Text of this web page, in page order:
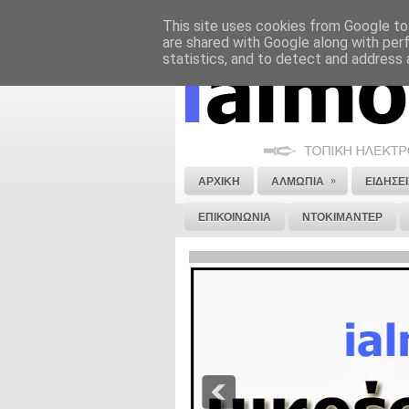
ΝΟΜΙΚΗ ΣΗΜΕΙΩΣΗ ΔΙΑΦΗΜΙΣΗ
ΑΡΧΙΚΗ ΑΛΜΩΠΙΑ »
ΕΠΙΚΟΙΝΩΝΙΑ ΝΤΟΚΙΜΑΝΤΕΡ
This site uses cookies from Google
are shared with Google along with
statistics, and to detect and address